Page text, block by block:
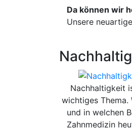
Da können wir
Unsere
Nachhaltigkeit
wichtiges Thema.
und in welchen
Zahnmedizin